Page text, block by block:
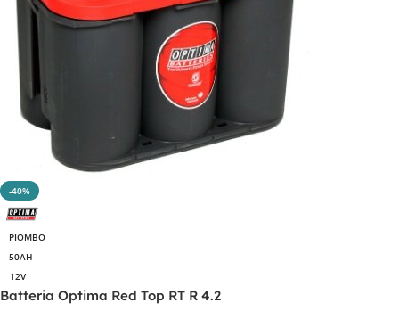
-40%
PIOMBO
50AH
12V
Batteria Optima Red Top RT R 4.2